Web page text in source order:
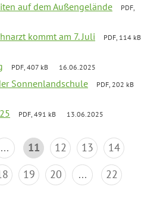
auf dem Außengelände
PDF,
kommt am 7. Juli
PDF, 114 kB
PDF, 407 kB 16.06.2025
Sonnenlandschule
PDF, 202 kB
PDF, 491 kB 13.06.2025
... 11 12 13
14
19 20 ... 22